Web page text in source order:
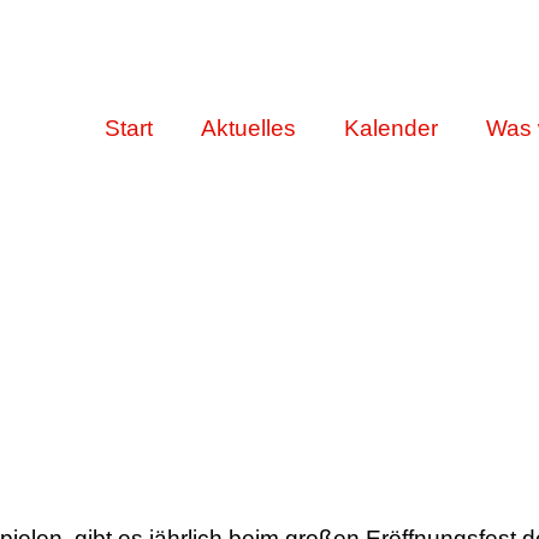
Start Aktuelles Kalender Was